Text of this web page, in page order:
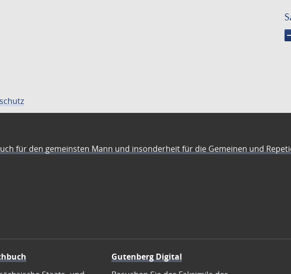
für den gemeinsten Mann und insonderheit für die Gemeinen und
Gutenberg Digital